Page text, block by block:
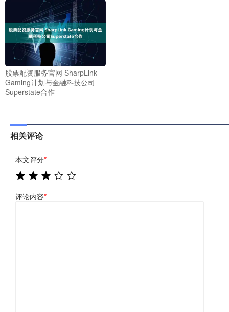
股票配资服务官网 SharpLink
Gaming计划与金融科技公司
Superstate合作
相关评论
本文评分*
评论内容*